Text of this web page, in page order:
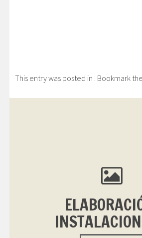
This entry was posted in . Bookmark the